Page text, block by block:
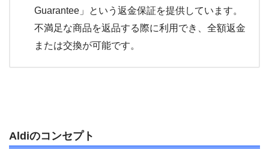
Guarantee」という返金保証を提供しています。
不満足な商品を返品する際に利用でき、全額返金
または交換が可能です。
Aldiのコンセプト